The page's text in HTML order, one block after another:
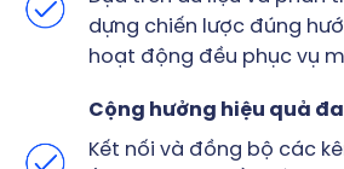
dựng chiến lược đúng
hoạt động đều phục vụ
Cộng hưởng hiệu quả
Kết nối và đồng bộ các